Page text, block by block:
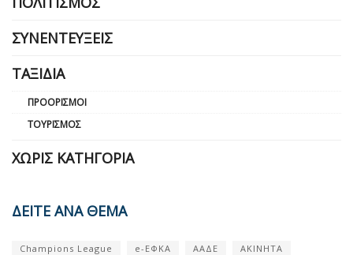
ΣΥΝΕΝΤΕΎΞΕΙΣ
ΤΑΞΊΔΙΑ
ΠΡΟΟΡΙΣΜΟΊ
ΤΟΥΡΙΣΜΌΣ
ΧΩΡΊΣ ΚΑΤΗΓΟΡΊΑ
ΔΕΙΤΕ ΑΝΑ ΘΕΜΑ
Champions League e-ΕΦΚΑ ΑΑΔΕ
ΑΚΙΝΗΤΑ